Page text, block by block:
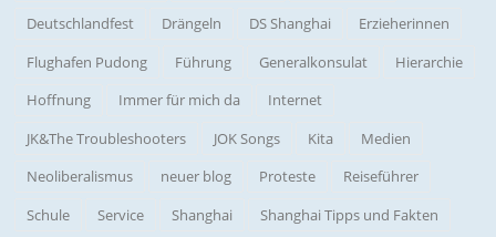
Deutschlandfest
Drängeln DS Shanghai
Erzieherinnen
Flughafen Pudong
Führung Generalkonsulat
Hierarchie
Hoffnung
Immer für mich da
Internet
JK&The Troubleshooters
JOK Songs Kita
Medien
Neoliberalismus
neuer blog Proteste
Reiseführer
Schule
Service Shanghai
Shanghai Tipps und Fakten